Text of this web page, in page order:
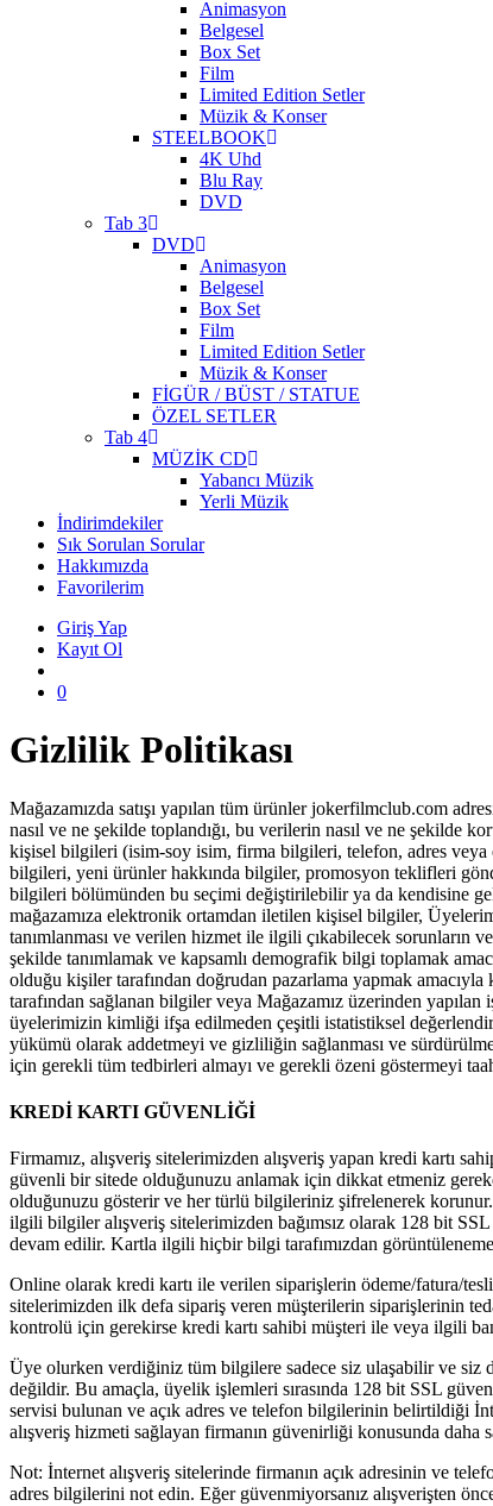
Animasyon
Belgesel
Box Set
Film
Limited Edition Setler
Müzik & Konser
STEELBOOK
4K Uhd
Blu Ray
DVD
Tab 3
DVD
Animasyon
Belgesel
Box Set
Film
Limited Edition Setler
Müzik & Konser
FİGÜR / BÜST / STATUE
ÖZEL SETLER
Tab 4
MÜZİK CD
Yabancı Müzik
Yerli Müzik
İndirimdekiler
Sık Sorulan Sorular
Hakkımızda
Favorilerim
Giriş Yap
Kayıt Ol
0
Gizlilik Politikası
Mağazamızda satışı yapılan tüm ürünler jokerfilmclub.com
nasıl ve ne şekilde toplandığı, bu verilerin nasıl ve ne
kişisel bilgileri (isim-soy isim, firma bilgileri, telefon, adres veya
bilgileri, yeni ürünler hakkında bilgiler, promosyon teklifleri
bilgileri bölümünden bu seçimi değiştirilebilir ya da kendisine
mağazamıza elektronik ortamdan iletilen kişisel bilgiler,
tanımlanması ve verilen hizmet ile ilgili çıkabilecek sorunların
şekilde tanımlamak ve kapsamlı demografik bilgi toplamak
olduğu kişiler tarafından doğrudan pazarlama yapmak
tarafından sağlanan bilgiler veya Mağazamız üzerinden
üyelerimizin kimliği ifşa edilmeden çeşitli istatistiksel
yükümü olarak addetmeyi ve gizliliğin sağlanması ve
için gerekli tüm tedbirleri almayı ve gerekli özeni göstermeyi
KREDİ KARTI GÜVENLİĞİ
Firmamız, alışveriş sitelerimizden alışveriş yapan kredi kartı
güvenli bir sitede olduğunuzu anlamak için dikkat etmeniz
olduğunuzu gösterir ve her türlü bilgileriniz şifrelenerek korunur.
ilgili bilgiler alışveriş sitelerimizden bağımsız olarak 128 bit
devam edilir. Kartla ilgili hiçbir bilgi tarafımızdan
Online olarak kredi kartı ile verilen siparişlerin ödeme/fatura/
sitelerimizden ilk defa sipariş veren müşterilerin siparişlerinin
kontrolü için gerekirse kredi kartı sahibi müşteri ile veya ilgili
Üye olurken verdiğiniz tüm bilgilere sadece siz ulaşabilir ve siz
değildir. Bu amaçla, üyelik işlemleri sırasında 128 bit SSL
servisi bulunan ve açık adres ve telefon bilgilerinin belirtildiği
alışveriş hizmeti sağlayan firmanın güvenirliği konusunda daha
Not: İnternet alışveriş sitelerinde firmanın açık adresinin ve
adres bilgilerini not edin. Eğer güvenmiyorsanız alışverişten